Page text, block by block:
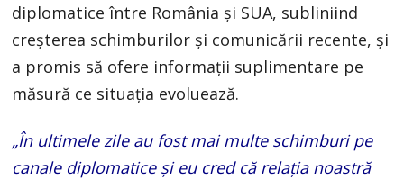
diplomatice între România și SUA, subliniind
creșterea schimburilor și comunicării recente, și
a promis să ofere informații suplimentare pe
măsură ce situația evoluează.
„În ultimele zile au fost mai multe schimburi pe
canale diplomatice și eu cred că relația noastră